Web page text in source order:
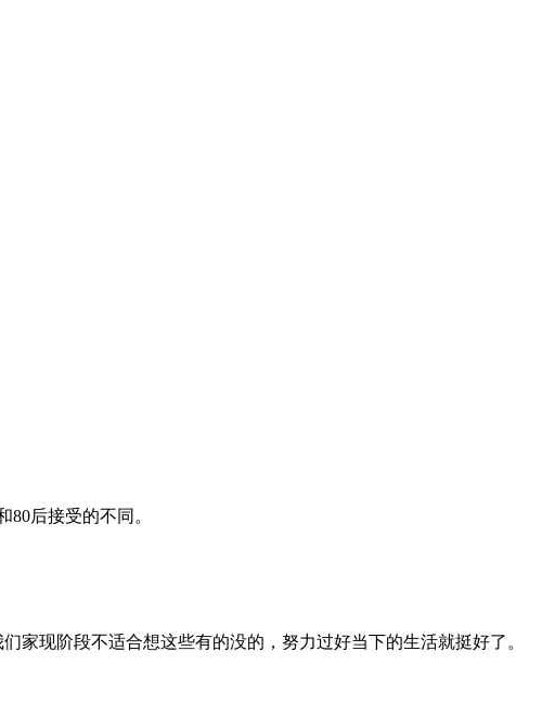
后接受的不同。
家现阶段不适合想这些有的没的，努力过好当下的生活就挺好了。